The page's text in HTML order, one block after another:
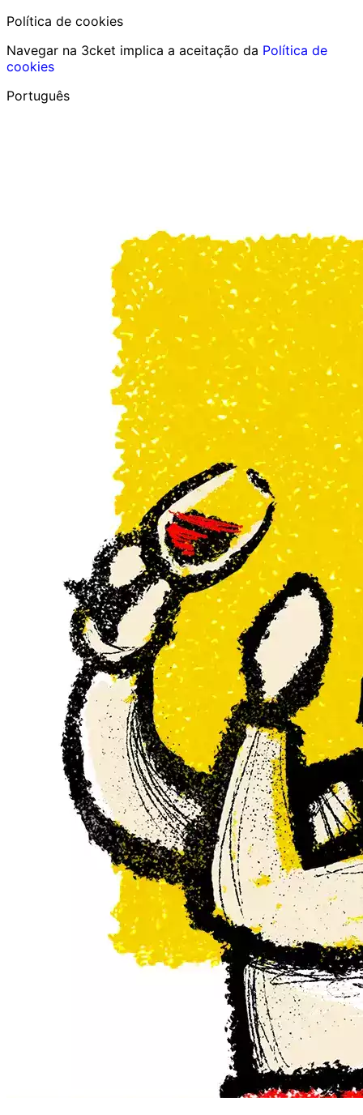
Política de cookies
Navegar na 3cket implica a aceitação da Política de
cookies
Português